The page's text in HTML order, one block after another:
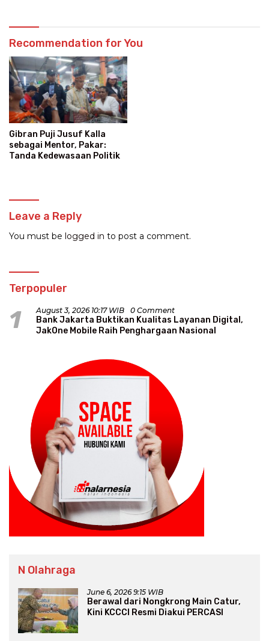
Recommendation for You
Gibran Puji Jusuf Kalla
sebagai Mentor, Pakar:
Tanda Kedewasaan Politik
Leave a Reply
You must be logged in to post a comment.
Terpopuler
1 August 3, 2026 10:17 WIB 0 Comment
Bank Jakarta Buktikan Kualitas Layanan Digital,
JakOne Mobile Raih Penghargaan Nasional
N Olahraga
June 6, 2026 9:15 WIB
Berawal dari Nongkrong Main Catur,
Kini KCCCI Resmi Diakui PERCASI